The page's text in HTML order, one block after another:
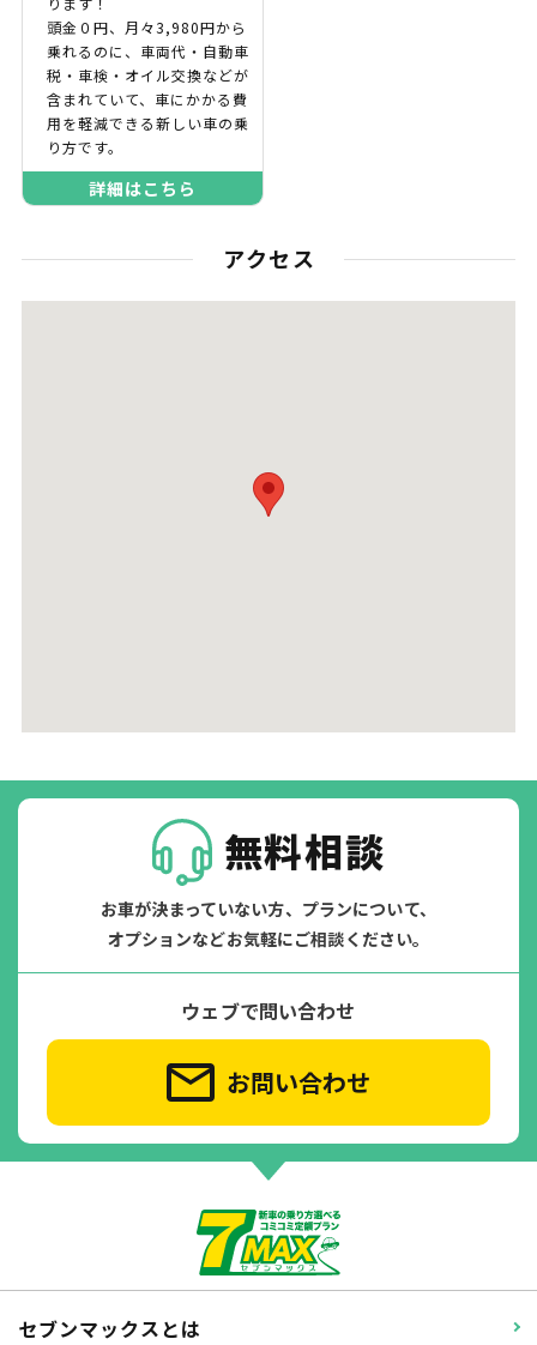
頭金０円、月々3,980円から
乗れるのに、車両代・自動車
税・車検・オイル交換などが
含まれていて、車にかかる費
用を軽減できる新しい車の乗
り方です。
詳細はこちら
アクセス
無料相談
お車が決まっていない方、プランについて、
オプションなどお気軽にご相談ください。
ウェブで問い合わせ
お問い合わせ
セブンマックスとは